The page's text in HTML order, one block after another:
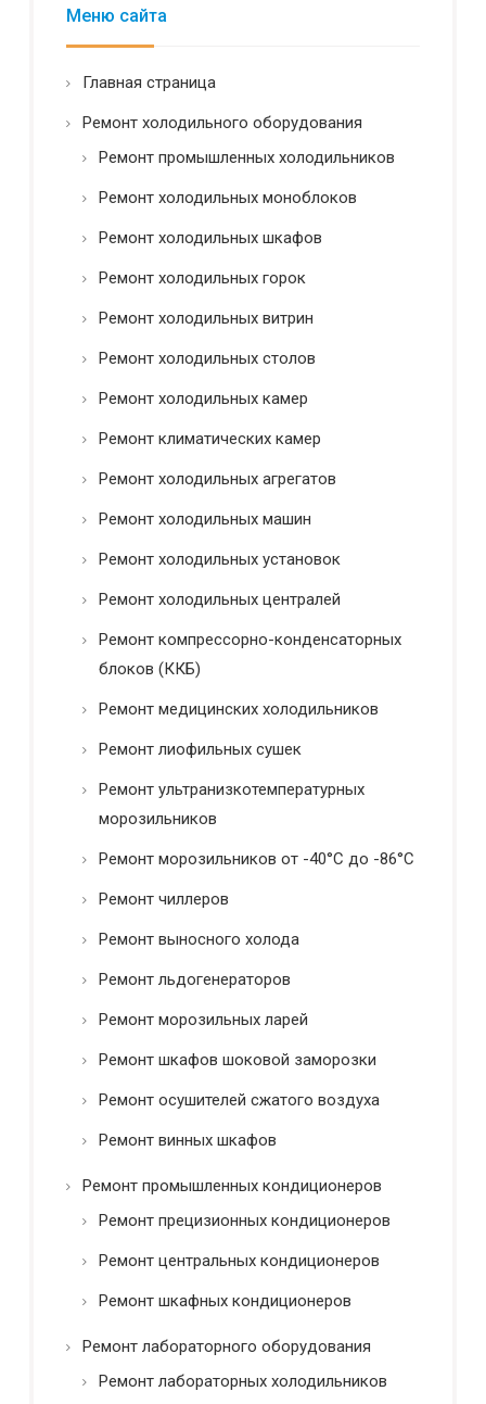
н
о
а
и
н
с
т
*
Меню сайта
Главная страница
Ремонт холодильного оборудования
Ремонт промышленных холодильников
Ремонт холодильных моноблоков
Ремонт холодильных шкафов
Ремонт холодильных горок
Ремонт холодильных витрин
Ремонт холодильных столов
Ремонт холодильных камер
Ремонт климатических камер
Ремонт холодильных агрегатов
Ремонт холодильных машин
Ремонт холодильных установок
Ремонт холодильных централей
Ремонт компрессорно-конденсаторных
блоков (ККБ)
Ремонт медицинских холодильников
Ремонт лиофильных сушек
Ремонт ультранизкотемпературных
морозильников
Ремонт морозильников от -40°C до -86°C
Ремонт чиллеров
Ремонт выносного холода
Ремонт льдогенераторов
Ремонт морозильных ларей
Ремонт шкафов шоковой заморозки
Ремонт осушителей сжатого воздуха
Ремонт винных шкафов
Ремонт промышленных кондиционеров
Ремонт прецизионных кондиционеров
Ремонт центральных кондиционеров
Ремонт шкафных кондиционеров
Ремонт лабораторного оборудования
Ремонт лабораторных холодильников